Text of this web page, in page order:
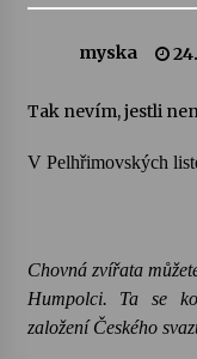
myska
Tak nevím, jestli
V Pelhřimovských
Chovná zvířata
Humpolci. Ta se
založení Českého